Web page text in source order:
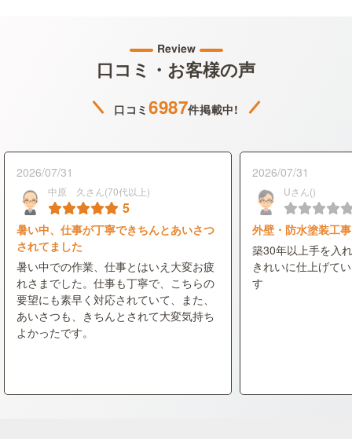
Review
口コミ・お客様の声
口コミ6987件掲載中!
2026/07/31
中原 久さん(70代以上)
5
暑い中、仕事が丁寧できちんとあいさつ
されてました
暑い中での作業、仕事とはいえ大変お疲
れさまでした。仕事も丁寧で、こちらの
要望にも素早く対応されていて、また、
あいさつも、きちんとされて大変気持ち
よかったです。
2026/07/31
Uさん()
外壁・防水塗装工事
築30年以上手を入
きれいに仕上げて
す